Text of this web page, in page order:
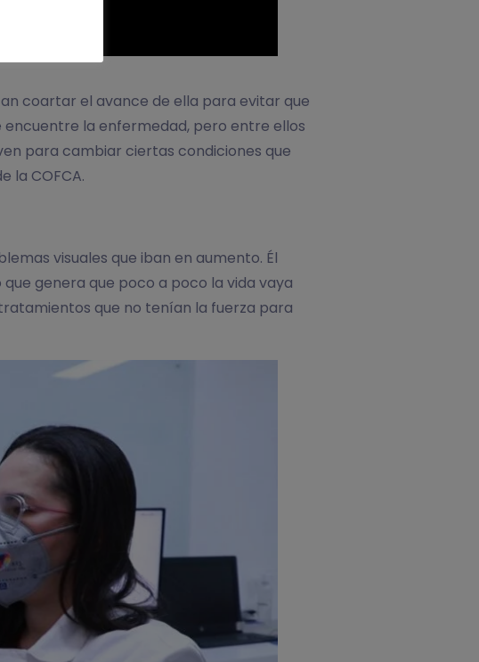
coartar el avance de ella para evitar que
encuentre la enfermedad, pero entre ellos
para cambiar ciertas condiciones que
la COFCA.
visuales que iban en aumento. Él
genera que poco a poco la vida vaya
que no tenían la fuerza para